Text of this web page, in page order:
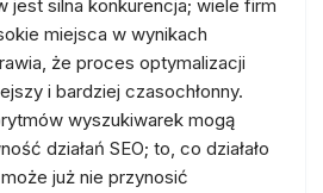
jest silna konkurencja; wiele firm
miejsca w wynikach
że proces optymalizacji
i bardziej czasochłonny.
wyszukiwarek mogą
działań SEO; to, co działało
już nie przynosić